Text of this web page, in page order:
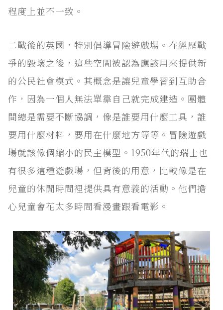
程度上並不一致。
二戰後的英國，特別倡導冒險遊戲場。在經歷戰
爭的毀壞之後，這些空間被認為應該用來提供新
的公民社會模式。其概念是讓兒童學習到互助合
作，因為一個人無法單靠自己就完成建造。團體
間總是需要不斷協調，像是誰要用什麼工具，誰
要用什麼材料，要用在什麼地方等等。冒險遊戲
場就該像個縮小的民主模型。1950年代的瑞士也
有很多這種遊戲場，但背後的用意，比較像是在
兒童的休閒時間裡提供具有意義的活動。他們擔
心兒童會花太多時間看漫畫跟看電影。